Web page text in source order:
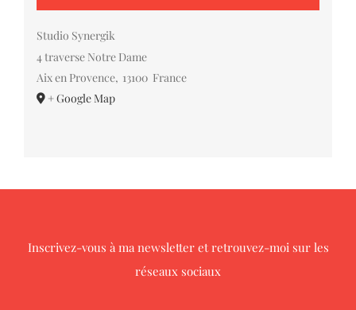
Studio Synergik
4 traverse Notre Dame
Aix en Provence, 13100 France
+ Google Map
Inscrivez-vous à ma newsletteret retrouvez-moi sur les
réseaux sociaux